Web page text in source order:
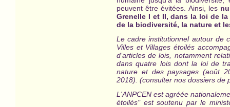
peuvent être évitées. Ainsi, les
Grenelle I et II, dans la loi de
de la biodiversité, la nature et
Le cadre institutionnel autour de
Villes et Villages étoilés ac
d’articles de lois, notamment
dans quatre lois dont la loi de
nature et des paysages (août
2018). (consulter nos dossiers de
L'ANPCEN est agréée
étoilés" estsoutenu par le